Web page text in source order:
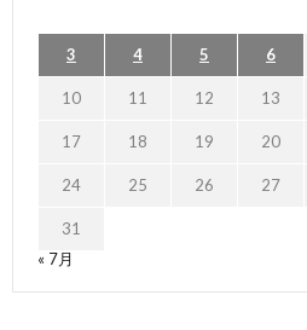
3 4 5 6
10 11 12 13
17 18 19 20
24 25 26 27
31
« 7月